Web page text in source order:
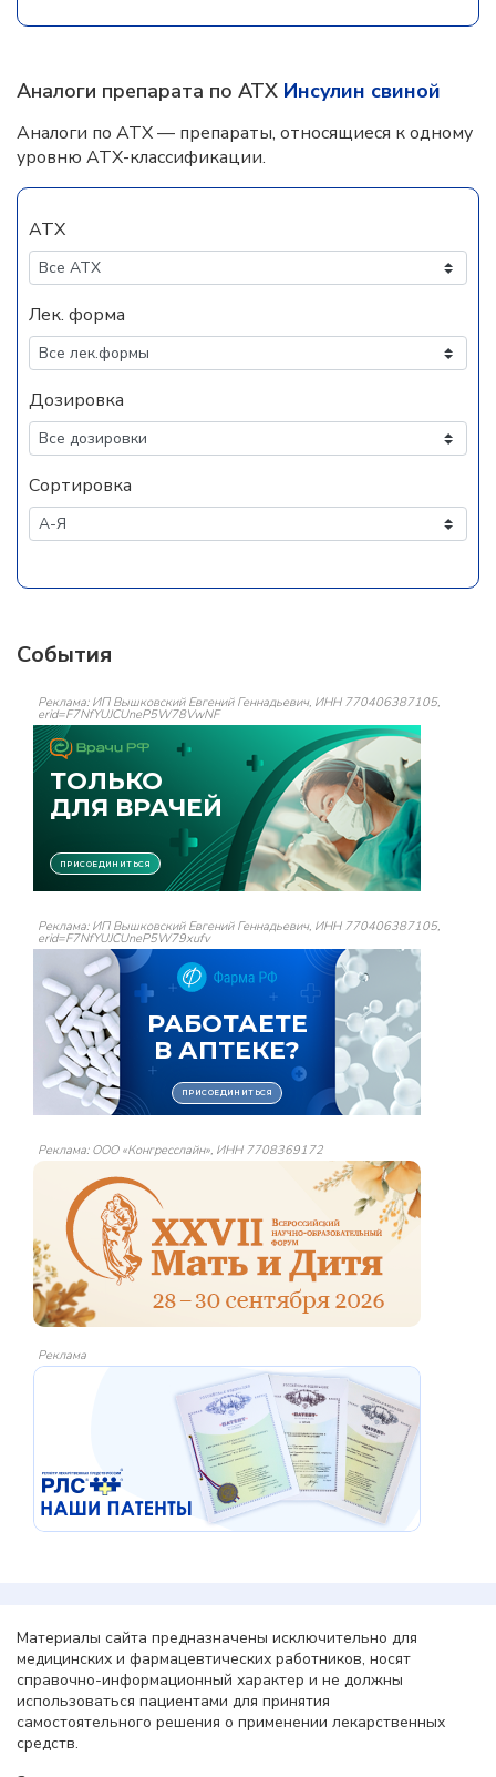
Аналоги препарата по АТХ Инсулин свиной
Аналоги по АТХ — препараты, относящиеся к одному
уровню АТХ-классификации.
АТХ
Лек. форма
Дозировка
Сортировка
События
Реклама: ИП Вышковский Евгений Геннадьевич, ИНН 770406387105,
erid=F7NfYUJCUneP5W78VwNF
Реклама: ИП Вышковский Евгений Геннадьевич, ИНН 770406387105,
erid=F7NfYUJCUneP5W79xufv
Реклама: ООО «Конгресслайн», ИНН 7708369172
Реклама
Материалы сайта предназначены исключительно для
медицинских и фармацевтических работников, носят
справочно-информационный характер и не должны
использоваться пациентами для принятия
самостоятельного решения о применении лекарственных
средств.